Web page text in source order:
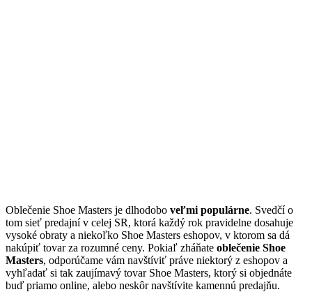
Oblečenie Shoe Masters je dlhodobo veľmi populárne. Svedčí o
tom sieť predajní v celej SR, ktorá každý rok pravidelne dosahuje
vysoké obraty a niekoľko Shoe Masters eshopov, v ktorom sa dá
nakúpiť tovar za rozumné ceny. Pokiaľ zháňate oblečenie Shoe
Masters, odporúčame vám navštíviť práve niektorý z eshopov a
vyhľadať si tak zaujímavý tovar Shoe Masters, ktorý si objednáte
buď priamo online, alebo neskôr navštívite kamennú predajňu.